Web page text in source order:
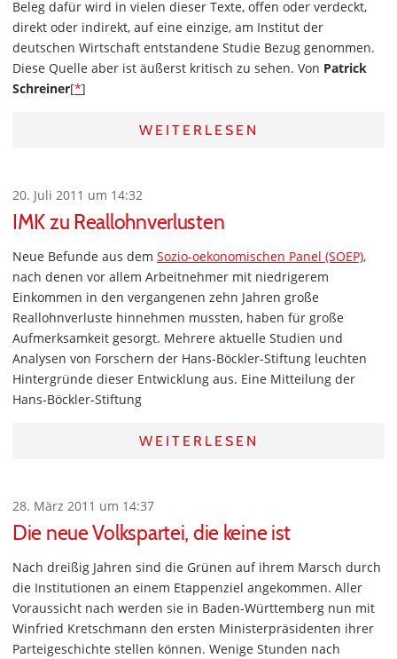
Beleg dafür wird in vielen dieser Texte, offen oder verdeckt,
direkt oder indirekt, auf eine einzige, am Institut der
deutschen Wirtschaft entstandene Studie Bezug genommen.
Diese Quelle aber ist äußerst kritisch zu sehen. Von Patrick
Schreiner[*]
WEITERLESEN
20. Juli 2011 um 14:32
IMK zu Reallohnverlusten
Neue Befunde aus dem Sozio-oekonomischen Panel (SOEP),
nach denen vor allem Arbeitnehmer mit niedrigerem
Einkommen in den vergangenen zehn Jahren große
Reallohnverluste hinnehmen mussten, haben für große
Aufmerksamkeit gesorgt. Mehrere aktuelle Studien und
Analysen von Forschern der Hans-Böckler-Stiftung leuchten
Hintergründe dieser Entwicklung aus. Eine Mitteilung der
Hans-Böckler-Stiftung
WEITERLESEN
28. März 2011 um 14:37
Die neue Volkspartei, die keine ist
Nach dreißig Jahren sind die Grünen auf ihrem Marsch durch
die Institutionen an einem Etappenziel angekommen. Aller
Voraussicht nach werden sie in Baden-Württemberg nun mit
Winfried Kretschmann den ersten Ministerpräsidenten ihrer
Parteigeschichte stellen können. Wenige Stunden nach